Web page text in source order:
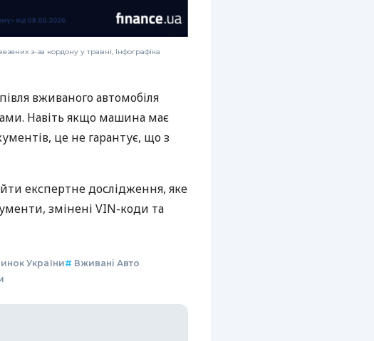
з-за кордону у травні, Інфографіка
вживаного автомобіля
Навіть якщо машина має
це не гарантує, що з
експертне дослідження, яке
змінені VIN-коди та
України# Вживані Авто